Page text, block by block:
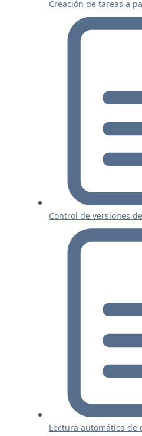
Creación de tareas a
Control de versiones
Lectura automática de